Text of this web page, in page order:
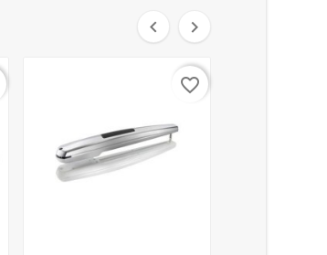
 
favorite_border